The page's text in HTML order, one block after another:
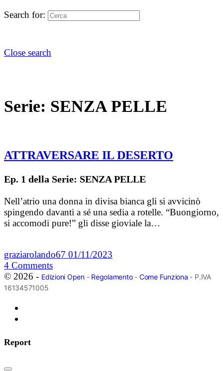
Search for:
Close search
Serie: SENZA PELLE
ATTRAVERSARE IL DESERTO
Ep. 1 della Serie: SENZA PELLE
Nell’atrio una donna in divisa bianca gli si avvicinò
spingendo davanti a sé una sedia a rotelle. “Buongiorno,
si accomodi pure!” gli disse gioviale la…
graziarolando67 01/11/2023
4 Comments
© 2026 - Edizioni Open- Regolamento- Come Funziona - P.IVA
16134571005
Report